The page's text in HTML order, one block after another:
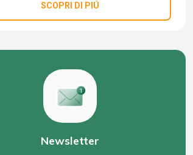
SCOPRI DI PIÚ
Newsletter